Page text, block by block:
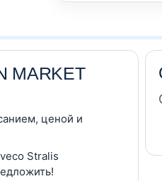
MARKET
ценой и
Stralis